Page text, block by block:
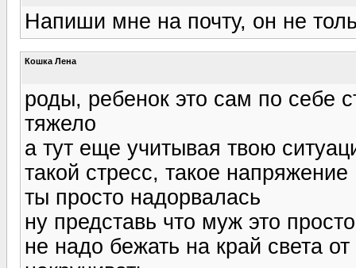
Напиши мне на почту, он не
Кошка Лена
роды, ребенок это сам по себе
тяжело
а тут еще учитывая твою
такой стресс, такое напряжение
ты просто надорвалась
ну представь что муж это
не надо бежать на край света